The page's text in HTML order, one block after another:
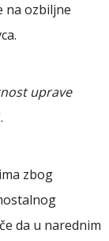
na ozbiljne
uprave
zbog
da u narednim